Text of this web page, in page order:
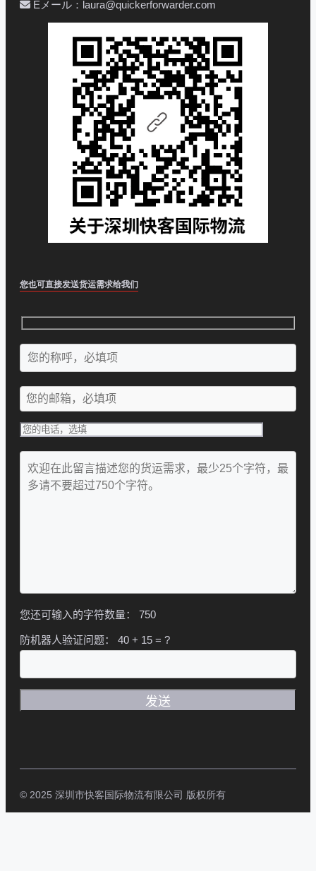
Eメール：laura@quickerforwarder.com
您也可直接发送货运需求给我们
您还可输入的字符数量： 750
防机器人验证问题： 40 + 15 = ?
© 2025 深圳市快客国际物流有限公司 版权所有